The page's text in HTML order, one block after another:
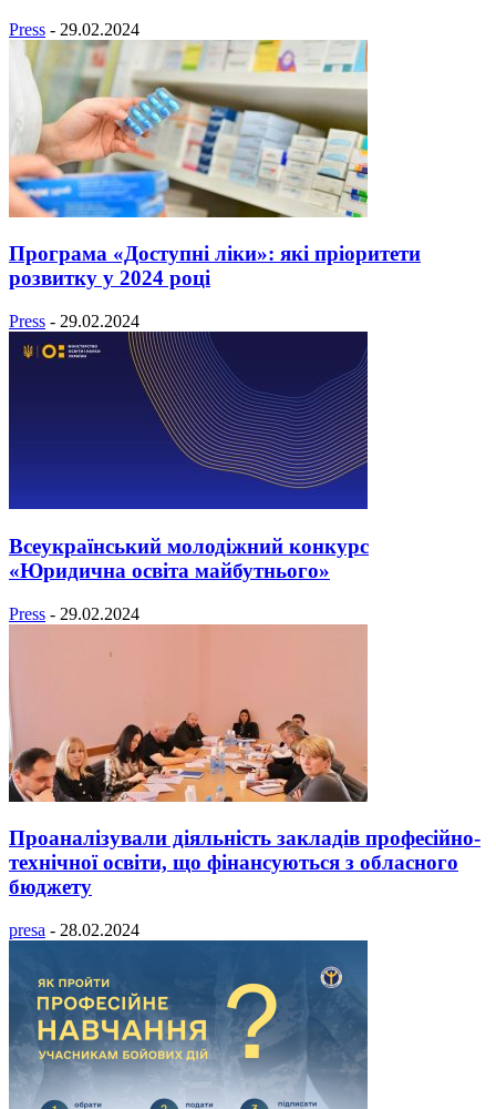
Press - 29.02.2024
Програма «Доступні ліки»: які пріоритети
розвитку у 2024 році
Press - 29.02.2024
Всеукраїнський молодіжний конкурс
«Юридична освіта майбутнього»
Press - 29.02.2024
Проаналізували діяльність закладів професійно-
технічної освіти, що фінансуються з обласного
бюджету
presa - 28.02.2024